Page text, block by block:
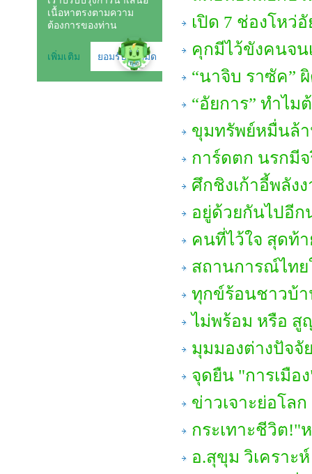
เปิด 7 ช่องโหว่
คุกมีไว้ขังคนจน
“นาจิบ ราซัค”
“อัยการ” ทำไม
ขุมทรัพย์หมื่นล้
การ์ดตก นรกมี
ศึกชิงเก้าอี้พลัง
อยู่ด้วยกันไปอีก
คนที่ไว้ใจ สุดท้
สถานการณ์ไท
ทุกข์ร้อนชาวบ้า
ไม่พร้อม หรือ สู
มุมมองต่างปัจจั
จุดยืน "การเมือ
ข่าวเจาะย่อโล
กระเทาะชีวิต!"
อ.สุขุม วิเคราะ